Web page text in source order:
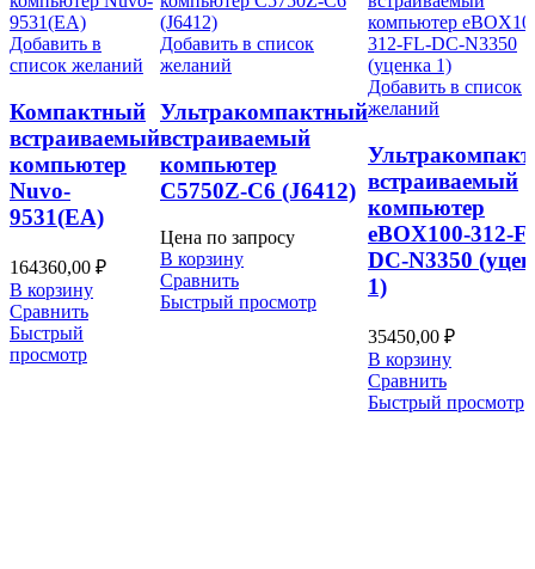
Добавить в
список желаний
Компактный
встраиваемый
компьютер
Nuvo-
9531(EA)
164360,00 ₽
В корзину
Сравнить
Быстрый
просмотр
Добавить в список
желаний
Ультракомпактный
встраиваемый
компьютер
C5750Z-C6 (J6412)
Цена по запросу
В корзину
Сравнить
Быстрый просмотр
Добавить в список
желаний
встраиваемый
компьютер
eBOX100-312-
DC-N3350
1)
35450,00 ₽
В корзину
Сравнить
Быстрый просмотр